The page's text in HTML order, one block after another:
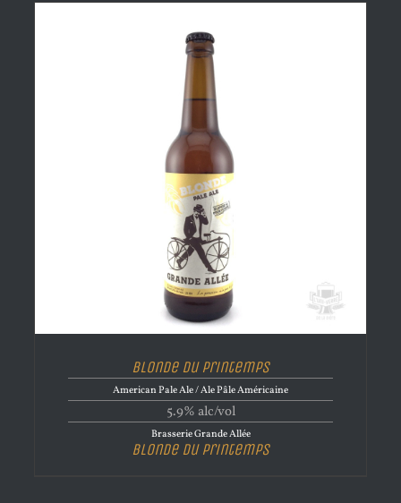
Blonde du Printemps
American Pale Ale / Ale Pâle Américaine
5.9% alc/vol
Brasserie Grande Allée
Blonde du Printemps